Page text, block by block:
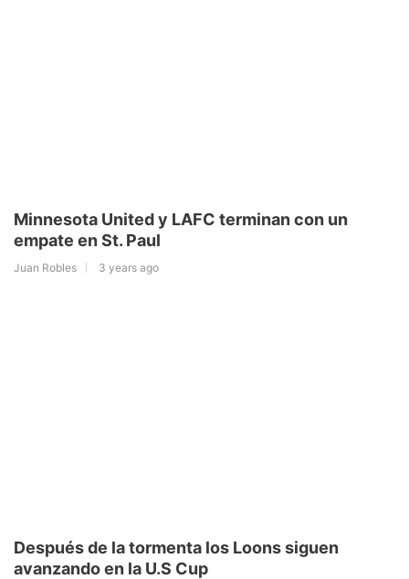
Minnesota United y LAFC terminan con un
empate en St. Paul
Juan Robles 3 years ago
Después de la tormenta los Loons siguen
avanzando en la U.S Cup